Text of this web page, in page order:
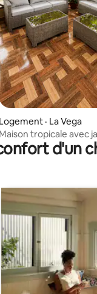
de 5 sur 5, 26
Logement · La Vega
Maison tropicale avec
d'un